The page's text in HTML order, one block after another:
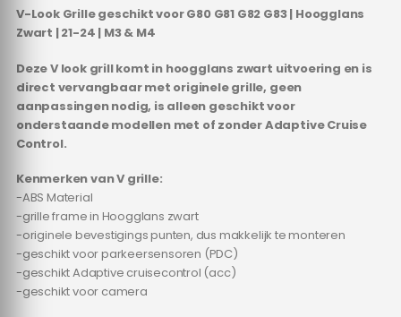
V-Look Grille geschikt voor G80 G81 G82 G83 | Hoogglans
Zwart | 21-24 | M3 & M4
Deze V look grill komt in hoogglans zwart uitvoering en is
direct vervangbaar met originele grille, geen
aanpassingen nodig, is alleen geschikt voor
onderstaande modellen met of zonder Adaptive Cruise
Control.
Kenmerken van V grille:
-ABS Material
-grille frame in Hoogglans zwart
-originele bevestigings punten, dus makkelijk te monteren
-geschikt voor parkeersensoren (PDC)
-geschikt Adaptive cruisecontrol (acc)
-geschikt voor camera